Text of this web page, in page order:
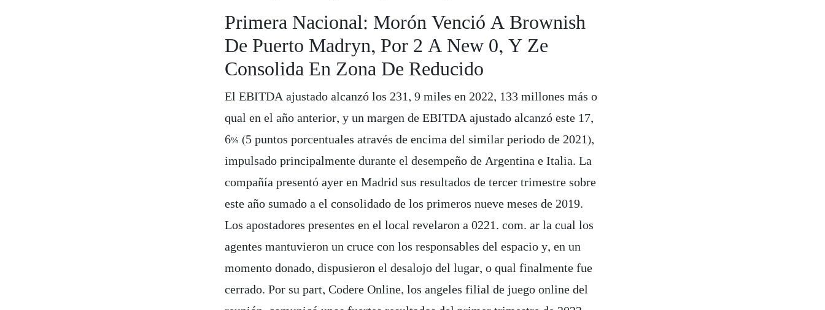
Primera Nacional: Morón Venció A Brownish
De Puerto Madryn, Por 2 A New 0, Y Ze
Consolida En Zona De Reducido
El EBITDA ajustado alcanzó los 231, 9 miles en 2022, 133 millones más o
qual en el año anterior, y un margen de EBITDA ajustado alcanzó este 17,
6% (5 puntos porcentuales através de encima del similar periodo de 2021),
impulsado principalmente durante el desempeño de Argentina e Italia. La
compañía presentó ayer en Madrid sus resultados de tercer trimestre sobre
este año sumado a el consolidado de los primeros nueve meses de 2019.
Los apostadores presentes en el local revelaron a 0221. com. ar la cual los
agentes mantuvieron un cruce con los responsables del espacio y, en un
momento donado, dispusieron el desalojo del lugar, o qual finalmente fue
cerrado. Por su part, Codere Online, los angeles filial de juego online del